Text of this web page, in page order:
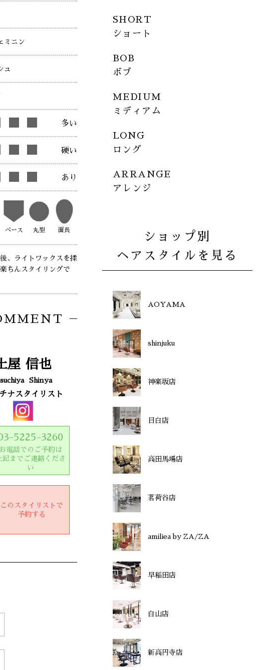
ミニン
ュ
多い
硬い
あり
ベース 丸型 面長
、ライトワックスを揉
ちんスタイリングで
屋 信也
Shinya
ナスタイリスト
5225-3260
お電話でのご予約は
記までご連絡くださ
い
このスタイリストで
予約する
SHORT
ショート
BOB
ボブ
MEDIUM
ミディアム
LONG
ロング
ARRANGE
アレンジ
ショップ別
ヘアスタイルを見る
AOYAMA
shinjuku
神楽坂店
目白店
高田馬場店
茗荷谷店
amiliea by ZA/ZA
早稲田店
白山店
新高円寺店